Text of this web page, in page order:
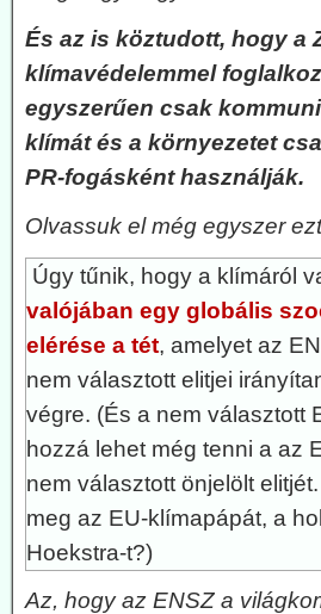
És az is köztudott, hogy a
klímavédelemmel
egyszerűen csak
klímát és a környezetet
PR-fogásként használják.
Olvassuk el még egyszer
Úgy tűnik, hogy a klímáról
valójában egy globális
elérése a tét, amelyet az
nem választott elitjei
végre. (És a nem választott
hozzá lehet még tenni a az
nem választott önjelölt
meg az EU-klímapápát, a
Hoekstra-t?)
Az, hogy az ENSZ a